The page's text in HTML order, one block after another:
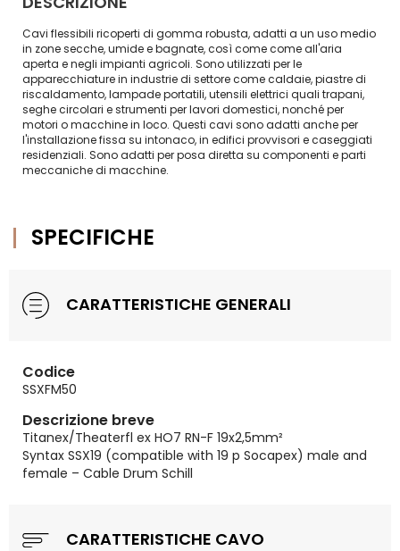
Cavi flessibili ricoperti di gomma robusta, adatti a un uso medio
in zone secche, umide e bagnate, così come come all'aria
aperta e negli impianti agricoli. Sono utilizzati per le
apparecchiature in industrie di settore come caldaie, piastre di
riscaldamento, lampade portatili, utensili elettrici quali trapani,
seghe circolari e strumenti per lavori domestici, nonché per
motori o macchine in loco. Questi cavi sono adatti anche per
l'installazione fissa su intonaco, in edifici provvisori e caseggiati
residenziali. Sono adatti per posa diretta su componenti e parti
meccaniche di macchine.
SPECIFICHE
CARATTERISTICHE GENERALI
Codice
SSXFM50
Descrizione breve
Titanex/Theaterfl ex HO7 RN-F 19x2,5mm²
Syntax SSX19 (compatible with 19 p Socapex) male and
female – Cable Drum Schill
CARATTERISTICHE CAVO